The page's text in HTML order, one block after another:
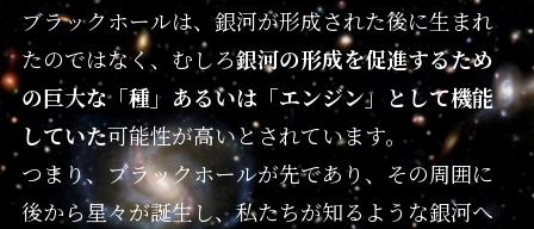
ブラックホールは、銀河が形成された後に生まれ
たのではなく、むしろ銀河の形成を促進するため
の巨大な「種」あるいは「エンジン」として機能
していた可能性が高いとされています。
つまり、ブラックホールが先であり、その周囲に
後から星々が誕生し、私たちが知るような銀河へ